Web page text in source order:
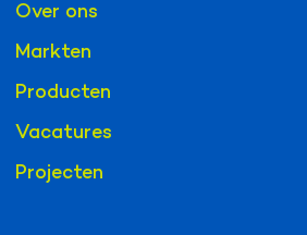
Over ons
Markten
Producten
Vacatures
Projecten